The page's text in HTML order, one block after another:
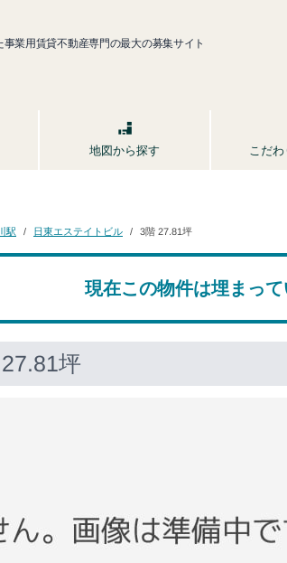
業用賃貸不動産専門の最大の募集サイト
地図から探す こだ
駅 日東エステイトビル 3階 27.81坪
現在この物件は埋まっ
坪